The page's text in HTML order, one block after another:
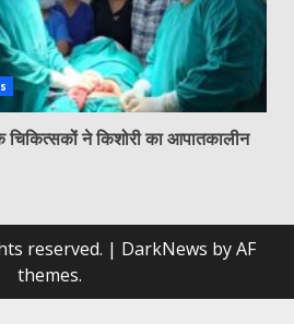
चिकित्सकों ने किशोरी का आपातकालीन
reserved. | DarkNews by AF
themes.